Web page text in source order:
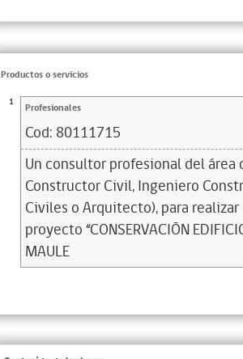
Productos o servicios
1 Profesionales
Cod: 80111715
Un consultor profesional del
Constructor Civil, Ingeniero
Civiles o Arquitecto), para
proyecto “CONSERVACIÓN
MAULE